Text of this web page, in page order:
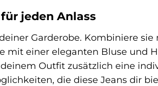
jeden Anlass
Garderobe. Kombiniere
mit einer eleganten Bluse und
Outfit zusätzlich eine
die diese Jeans dir